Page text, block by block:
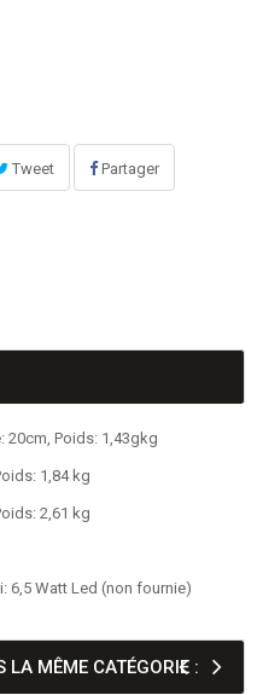
Tweet Partager
20cm, Poids: 1,43gkg
1,84 kg
2,61 kg
6,5 Watt Led (non fournie)
LA MÊME CATÉGORIE :